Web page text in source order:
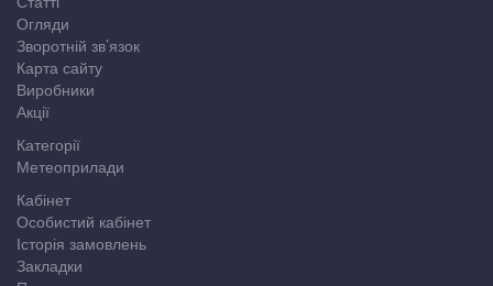
Огляди
Зворотній зв’язок
Карта сайту
Виробники
Акції
Категорії
Метеоприлади
Кабінет
Особистий кабінет
Історія замовлень
Закладки